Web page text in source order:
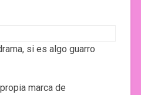
si es algo guarro
marca de